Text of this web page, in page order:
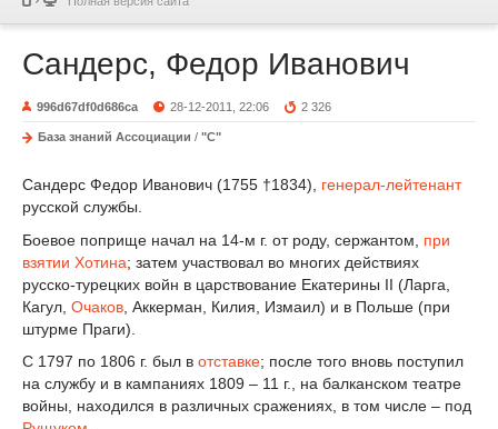
Сандерс, Федор Иванович
996d67df0d686ca 28-12-2011, 22:06 2 326
База знаний Ассоциации / "С"
Сандерс Федор Иванович (1755 †1834), генерал-лейтенант
русской службы.
Боевое поприще начал на 14-м г. от роду, сержантом,
при
взятии Хотина; затем участвовал во многих действиях
русско-турецких войн в царствование Екатерины II (Ларга,
Кагул, Очаков , Аккерман, Килия, Измаил) и в Польше (при
штурме Праги).
С 1797 по 1806 г. был в отставке; после того вновь поступил
на службу и в кампаниях 1809 – 11 г., на балканском театре
войны, находился в различных сражениях, в том числе – под